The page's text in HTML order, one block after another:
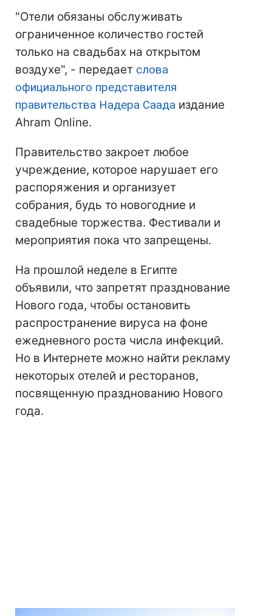
"Отели обязаны обслуживать
ограниченное количество гостей
только на свадьбах на открытом
воздухе", - передает слова
официального представителя
правительства Надера Саада издание
Ahram Online.
Правительство закроет любое
учреждение, которое нарушает его
распоряжения и организует
собрания, будь то новогодние и
свадебные торжества. Фестивали и
мероприятия пока что запрещены.
На прошлой неделе в Египте
объявили, что запретят празднование
Нового года, чтобы остановить
распространение вируса на фоне
ежедневного роста числа инфекций.
Но в Интернете можно найти рекламу
некоторых отелей и ресторанов,
посвященную празднованию Нового
года.